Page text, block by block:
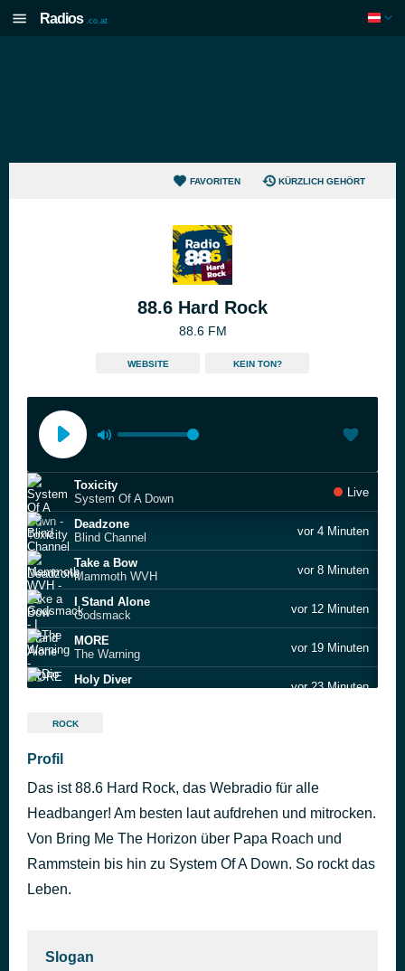
Radios .co.at
FAVORITEN KÜRZLICH GEHÖRT
88.6 Hard Rock
88.6 FM
WEBSITE KEIN TON?
Toxicity
System Of A Down
Live
Deadzone
Blind Channel
vor 4 Minuten
Take a Bow
Mammoth WVH
vor 8 Minuten
I Stand Alone
Godsmack
vor 12 Minuten
MORE
The Warning
vor 19 Minuten
Holy Diver
vor 23 Minuten
Try Honesty
Too Much, Too Young, Too Fast
Airbourne
Dad’Algorhythm
Shaka Ponk
vor 42 Minuten
ROCK
Profil
Das ist 88.6 Hard Rock, das Webradio für alle
Headbanger! Am besten laut aufdrehen und mitrocken.
Von Bring Me The Horizon über Papa Roach und
Rammstein bis hin zu System Of A Down. So rockt das
Leben.
Slogan